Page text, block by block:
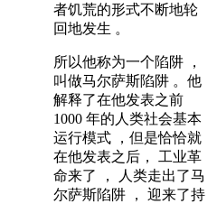
者饥荒的形式不断地轮
回地发生 。
所以他称为一个陷阱 ，
叫做马尔萨斯陷阱 。他
解释了在他发表之前
1000 年的人类社会基本
运行模式 ，但是恰恰就
在他发表之后， 工业革
命来了 ， 人类走出了马
尔萨斯陷阱 ， 迎来了持